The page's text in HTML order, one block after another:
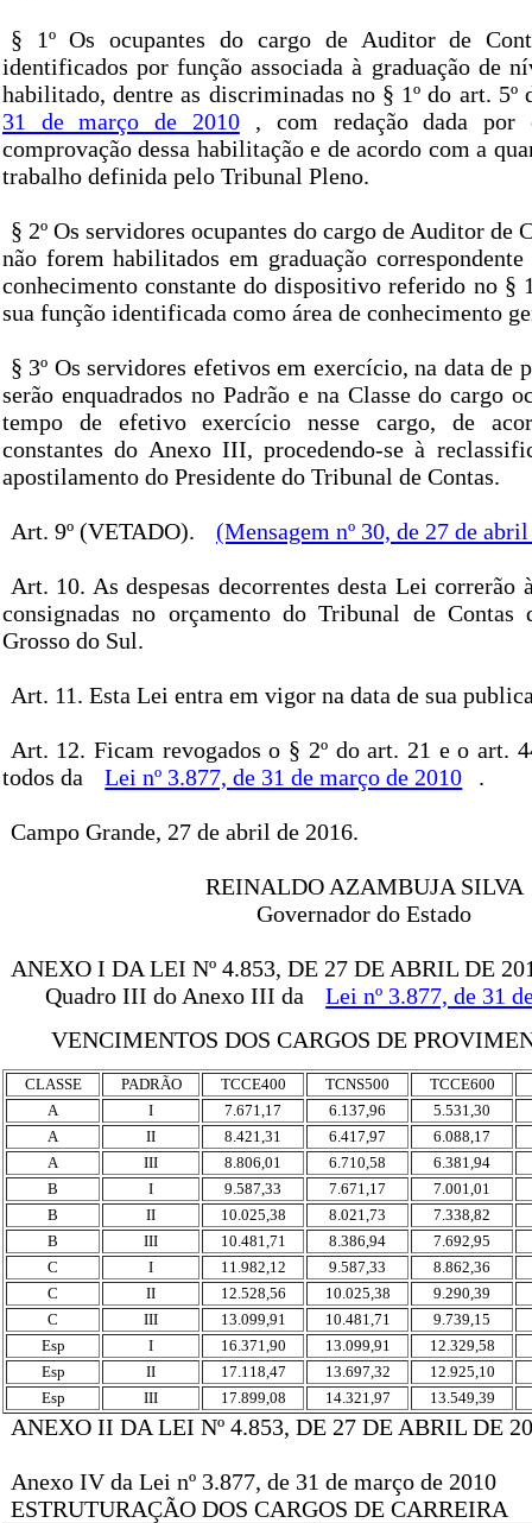
§ 1º Os ocupantes do cargo de Auditor de
identificados por função associada à graduação de
habilitado, dentre as discriminadas no § 1º do art. 5º
31 de março de 2010
, com redação dada por
comprovação dessa habilitação e de acordo com a
trabalho definida pelo Tribunal Pleno.
§ 2º Os servidores ocupantes do cargo de Auditor de
não forem habilitados em graduação
conhecimento constante do dispositivo referido no §
sua função identificada como área de conhecimento
§ 3º Os servidores efetivos em exercício, na data de
serão enquadrados no Padrão e na Classe do cargo
tempo de efetivo exercício nesse cargo, de
constantes do Anexo III, procedendo-se à
apostilamento do Presidente do Tribunal de Contas.
Art. 9º (VETADO). (Mensagem nº 30, de 27 de
Art. 10. As despesas decorrentes desta Lei correrão
consignadas no orçamento do Tribunal de Contas
Grosso do Sul.
Art. 11. Esta Lei entra em vigor na data de sua
Art. 12. Ficam revogados o § 2º do art. 21 e o art.
todos da
Lei nº 3.877, de 31 de março de 2010 .
Campo Grande, 27 de abril de 2016.
REINALDO AZAMBUJA SILVA
Governador do Estado
ANEXO I DA LEI Nº 4.853, DE 27 DE ABRIL DE
Quadro III do Anexo III da
Lei nº 3.877, de 31
VENCIMENTOS DOS CARGOS DE
CLASSE PADRÃO TCCE400 TCNS500
TCCE600
A
I 7.671,17 6.137,96
5.531,30
A
II 8.421,31 6.417,97
6.088,17
A
III 8.806,01 6.710,58
6.381,94
B
I 9.587,33 7.671,17
7.001,01
B
II 10.025,38 8.021,73
7.338,82
B
III 10.481,71 8.386,94
7.692,95
C
I 11.982,12 9.587,33
8.862,36
C
II 12.528,56 10.025,38
9.290,39
C
III 13.099,91 10.481,71
9.739,15
Esp
I 16.371,90 13.099,91
12.329,58
Esp
II 17.118,47 13.697,32
12.925,10
Esp
III 17.899,08 14.321,97 13.549,39
ANEXO II DA LEI Nº 4.853, DE 27 DE ABRIL DE
Anexo IV da Lei nº 3.877, de 31 de março de 2010
ESTRUTURAÇÃO DOS CARGOS DE CARREIRA